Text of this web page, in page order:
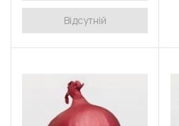
Відсутній